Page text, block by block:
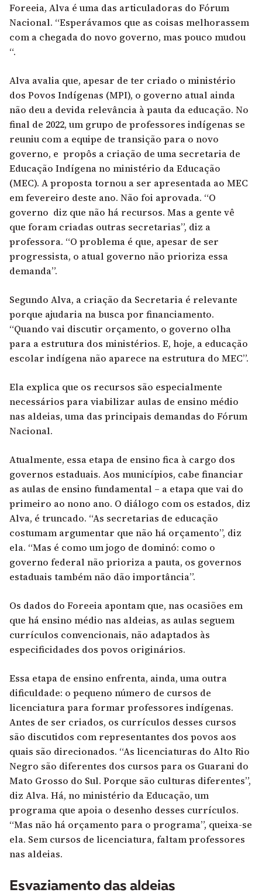
Foreeia, Alva é uma das articuladoras do Fórum
Nacional. “Esperávamos que as coisas melhorassem
com a chegada do novo governo, mas pouco mudou
“.
Alva avalia que, apesar de ter criado o ministério
dos Povos Indígenas (MPI), o governo atual ainda
não deu a devida relevância à pauta da educação. No
final de 2022, um grupo de professores indígenas se
reuniu com a equipe de transição para o novo
governo, e propôs a criação de uma secretaria de
Educação Indígena no ministério da Educação
(MEC). A proposta tornou a ser apresentada ao MEC
em fevereiro deste ano. Não foi aprovada. “O
governo diz que não há recursos. Mas a gente vê
que foram criadas outras secretarias”, diz a
professora. “O problema é que, apesar de ser
progressista, o atual governo não prioriza essa
demanda”.
Segundo Alva, a criação da Secretaria é relevante
porque ajudaria na busca por financiamento.
“Quando vai discutir orçamento, o governo olha
para a estrutura dos ministérios. E, hoje, a educação
escolar indígena não aparece na estrutura do MEC”.
Ela explica que os recursos são especialmente
necessários para viabilizar aulas de ensino médio
nas aldeias, uma das principais demandas do Fórum
Nacional.
Atualmente, essa etapa de ensino fica à cargo dos
governos estaduais. Aos municípios, cabe financiar
as aulas de ensino fundamental – a etapa que vai do
primeiro ao nono ano. O diálogo com os estados, diz
Alva, é truncado. “As secretarias de educação
costumam argumentar que não há orçamento”, diz
ela. “Mas é como um jogo de dominó: como o
governo federal não prioriza a pauta, os governos
estaduais também não dão importância”.
Os dados do Foreeia apontam que, nas ocasiões em
que há ensino médio nas aldeias, as aulas seguem
currículos convencionais, não adaptados às
especificidades dos povos originários.
Essa etapa de ensino enfrenta, ainda, uma outra
dificuldade: o pequeno número de cursos de
licenciatura para formar professores indígenas.
Antes de ser criados, os currículos desses cursos
são discutidos com representantes dos povos aos
quais são direcionados. “As licenciaturas do Alto Rio
Negro são diferentes dos cursos para os Guarani do
Mato Grosso do Sul. Porque são culturas diferentes”,
diz Alva. Há, no ministério da Educação, um
programa que apoia o desenho desses currículos.
“Mas não há orçamento para o programa”, queixa-se
ela. Sem cursos de licenciatura, faltam professores
nas aldeias.
Esvaziamento das aldeias